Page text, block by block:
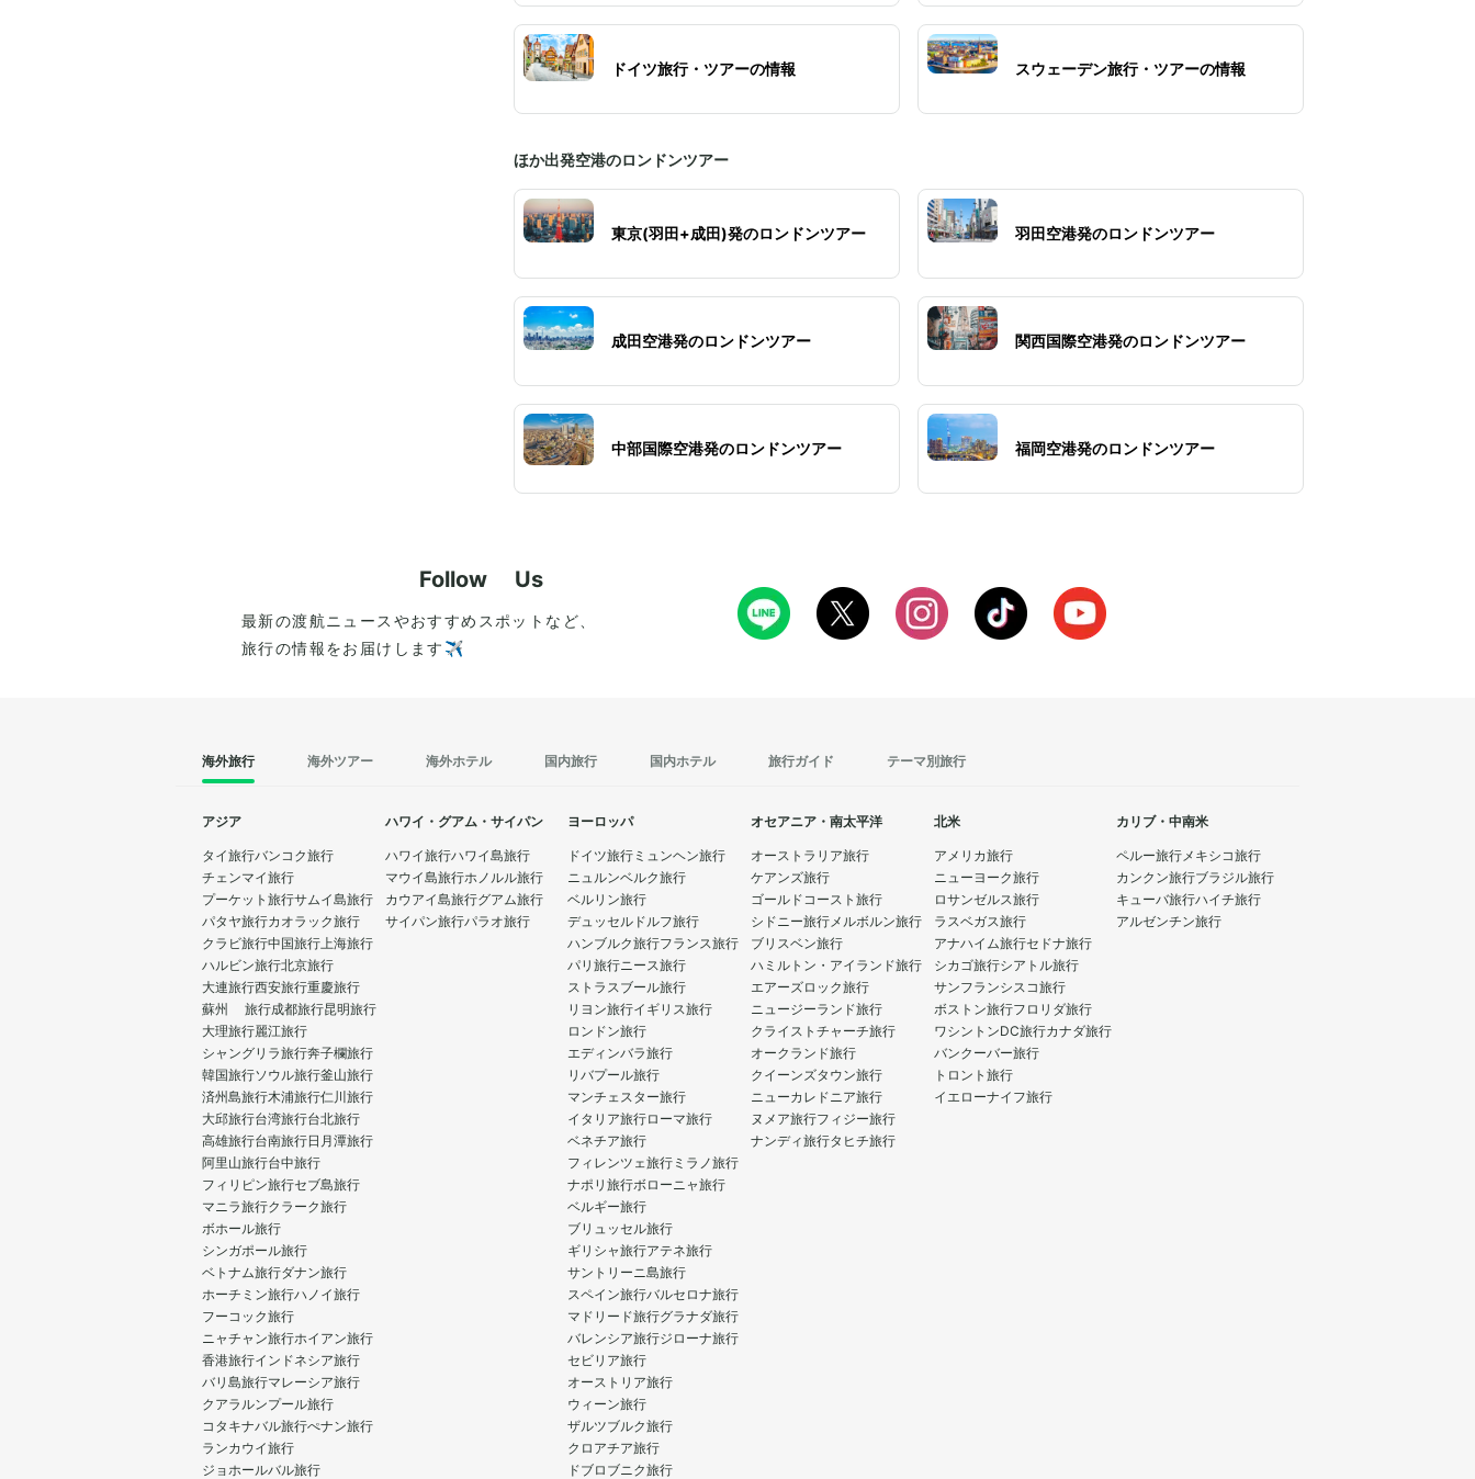
ドイツ旅行・ツアーの情報 スウェーデン旅行・ツアーの情報
ほか出発空港のロンドンツアー
東京(羽田+成田)発のロンドンツアー 羽田空港発のロンドンツアー
成田空港発のロンドンツアー 関西国際空港発のロンドンツアー
中部国際空港発のロンドンツアー 福岡空港発のロンドンツアー
Follow Us
最新の渡航ニュースやおすすめスポットなど、
旅行の情報をお届けします✈️
海外旅行 海外ツアー 海外ホテル 国内旅行 国内ホテル 旅行ガイド テーマ別旅行
アジア
タイ旅行バンコク旅行
チェンマイ旅行
プーケット旅行サムイ島旅行
パタヤ旅行カオラック旅行
クラビ旅行中国旅行上海旅行
ハルビン旅行北京旅行
大連旅行西安旅行重慶旅行
蘇州 旅行成都旅行昆明旅行
大理旅行麗江旅行
シャングリラ旅行奔子欄旅行
韓国旅行ソウル旅行釜山旅行
済州島旅行木浦旅行仁川旅行
大邱旅行台湾旅行台北旅行
高雄旅行台南旅行日月潭旅行
阿里山旅行台中旅行
フィリピン旅行セブ島旅行
マニラ旅行クラーク旅行
ボホール旅行
シンガポール旅行
ベトナム旅行ダナン旅行
ホーチミン旅行ハノイ旅行
フーコック旅行
ニャチャン旅行ホイアン旅行
香港旅行インドネシア旅行
バリ島旅行マレーシア旅行
クアラルンプール旅行
コタキナバル旅行ぺナン旅行
ランカウイ旅行
ジョホールバル旅行
ハワイ・グアム・サイパン
ハワイ旅行ハワイ島旅行
マウイ島旅行ホノルル旅行
カウアイ島旅行グアム旅行
サイパン旅行パラオ旅行
ヨーロッパ
ドイツ旅行 ミュンヘン旅行
ニュルンベルク旅行
ベルリン旅行
デュッセルドルフ旅行
ハンブルク旅行フランス旅行
パリ旅行ニース旅行
ストラスブール旅行
リヨン旅行イギリス旅行
ロンドン旅行
エディンバラ旅行
リバプール旅行
マンチェスター旅行
イタリア旅行ローマ旅行
ベネチア旅行
フィレンツェ旅行 ミラノ旅行
ナポリ旅行ボローニャ旅行
ベルギー旅行
ブリュッセル旅行
ギリシャ旅行アテネ旅行
サントリーニ島旅行
スペイン旅行バルセロナ旅行
マドリード旅行グラナダ旅行
バレンシア旅行ジローナ旅行
セビリア旅行
オーストリア旅行
ウィーン旅行
ザルツブルク旅行
クロアチア旅行
ドブロブニク旅行
オセアニア・南太平洋
オーストラリア旅行
ケアンズ旅行
ゴールドコースト旅行
シドニー旅行メルボルン旅行
ブリスベン旅行
ハミルトン・アイランド旅行
エアーズロック旅行
ニュージーランド旅行
クライストチャーチ旅行
オークランド旅行
クイーンズタウン旅行
ニューカレドニア旅行
ヌメア旅行フィジー旅行
ナンディ旅行タヒチ旅行
北米
アメリカ旅行
ニューヨーク旅行
ロサンゼルス旅行
ラスベガス旅行
アナハイム旅行セドナ旅行
シカゴ旅行シアトル旅行
サンフランシスコ旅行
ボストン旅行フロリダ旅行
ワシントンDC旅行カナダ旅行
バンクーバー旅行
トロント旅行
イエローナイフ旅行
カリブ・中南米
ペルー旅行メキシコ旅行
カンクン旅行ブラジル旅行
キューバ旅行ハイチ旅行
アルゼンチン旅行